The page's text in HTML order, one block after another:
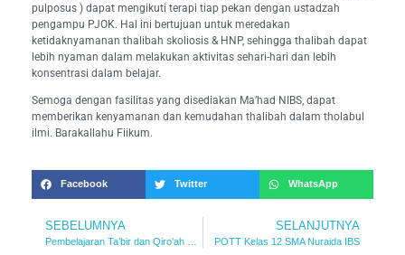
pulposus ) dapat mengikuti terapi tiap pekan dengan ustadzah
pengampu PJOK. Hal ini bertujuan untuk meredakan
ketidaknyamanan thalibah skoliosis & HNP, sehingga thalibah dapat
lebih nyaman dalam melakukan aktivitas sehari-hari dan lebih
konsentrasi dalam belajar.
Semoga dengan fasilitas yang disediakan Ma’had NIBS, dapat
memberikan kenyamanan dan kemudahan thalibah dalam tholabul
ilmi. Barakallahu Fiikum.
Facebook Twitter WhatsApp
SEBELUMNYA SELANJUTNYA
POTT Kelas 12 SMA Nuraida IBS